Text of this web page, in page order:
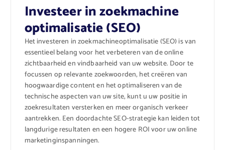
Investeer in zoekmachine
optimalisatie (SEO)
Het investeren in zoekmachineoptimalisatie (SEO) is van
essentieel belang voor het verbeteren van de online
zichtbaarheid en vindbaarheid van uw website. Door te
focussen op relevante zoekwoorden, het creëren van
hoogwaardige content en het optimaliseren van de
technische aspecten van uw site, kunt u uw positie in
zoekresultaten versterken en meer organisch verkeer
aantrekken. Een doordachte SEO-strategie kan leiden tot
langdurige resultaten en een hogere ROI voor uw online
marketinginspanningen.